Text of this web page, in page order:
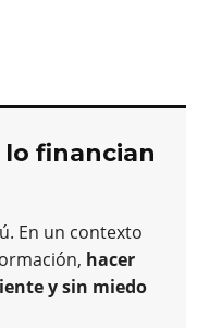
financian
En un contexto
hacer
y sin miedo